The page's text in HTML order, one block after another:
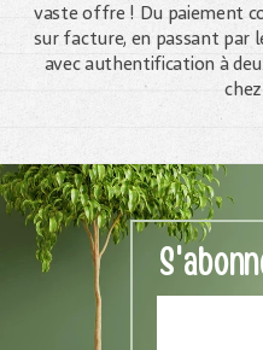
vaste offre ! Du paiement
sur facture, en passant par
avec authentification à